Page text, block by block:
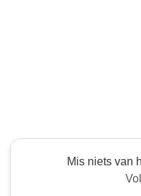
Mis niets van